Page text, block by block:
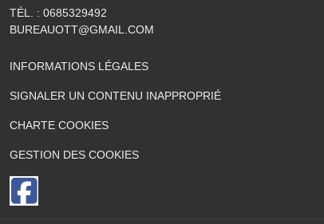
TÉL. : 0685329492
BUREAUOTT@GMAIL.COM
INFORMATIONS LÉGALES
SIGNALER UN CONTENU INAPPROPRIÉ
CHARTE COOKIES
GESTION DES COOKIES